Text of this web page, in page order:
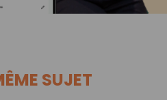
SUJET